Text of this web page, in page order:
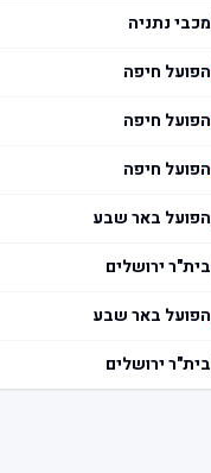
מכבי נתניה
הפועל חיפה
הפועל חיפה
הפועל חיפה
הפועל באר שבע
בית"ר ירושלים
הפועל באר שבע
בית"ר ירושלים